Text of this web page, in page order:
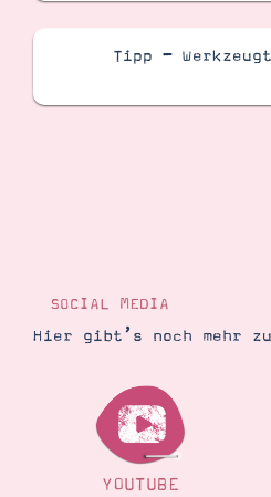
Tipp –
SOCIAL MEDIA
Hier gibt’s noch mehr
YOUTUBE